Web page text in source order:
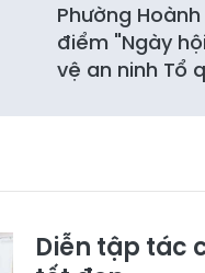
Phường
điểm "Ngày
vệ an ninh Tổ
Diễn tập tác